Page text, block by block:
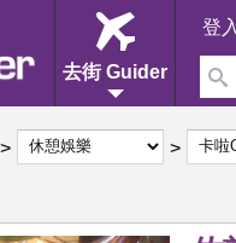
去街 Guider
登